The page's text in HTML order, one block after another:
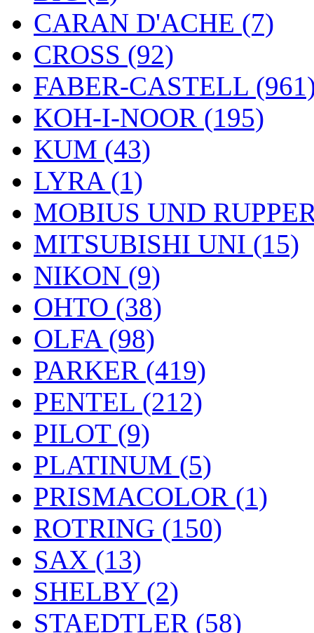
CARAN D'ACHE (7)
CROSS (92)
FABER-CASTELL
KOH-I-NOOR (195)
KUM (43)
LYRA (1)
MOBIUS UND
MITSUBISHI UNI (15)
NIKON (9)
OHTO (38)
OLFA (98)
PARKER (419)
PENTEL (212)
PILOT (9)
PLATINUM (5)
PRISMACOLOR (1)
ROTRING (150)
SAX (13)
SHELBY (2)
STAEDTLER (58)